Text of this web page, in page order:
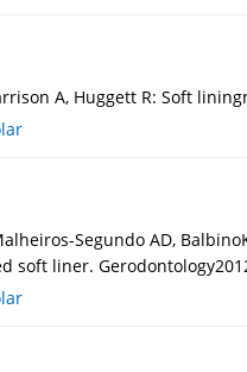
A, Huggett R: Soft
Segundo AD,
soft liner.